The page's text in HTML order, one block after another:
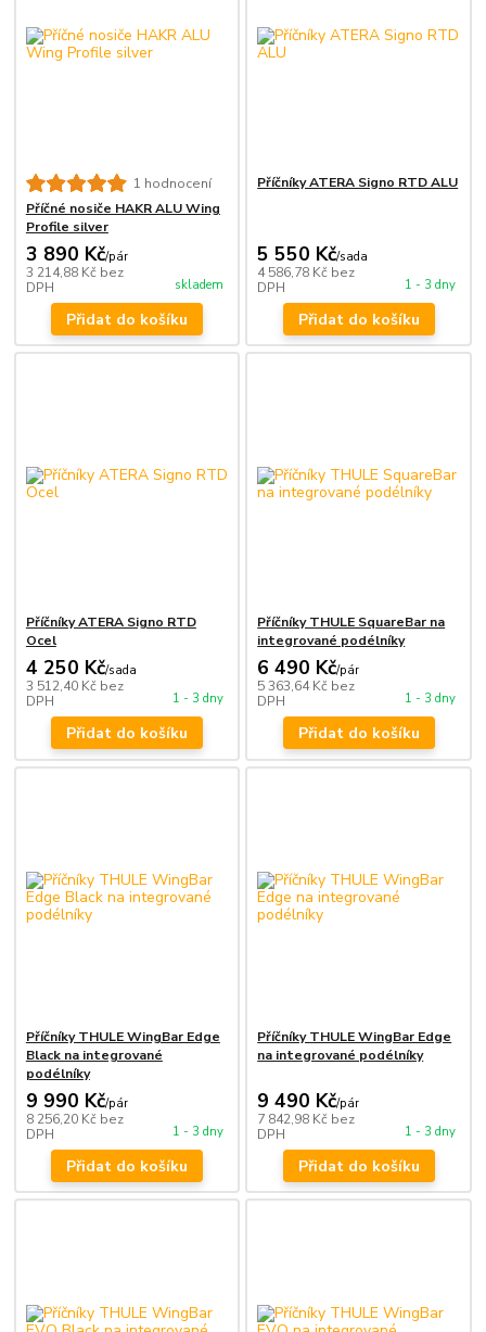
1 hodnocení
Příčné nosiče HAKR ALU Wing
Profile silver
3 890 Kč/pár
3 214,88 Kč bez
DPH
skladem
Přidat do košíku
Příčníky ATERA Signo RTD ALU
5 550 Kč/sada
4 586,78 Kč bez
DPH
1 - 3 dny
Přidat do košíku
Příčníky ATERA Signo RTD
Ocel
4 250 Kč/sada
3 512,40 Kč bez
DPH
1 - 3 dny
Přidat do košíku
Příčníky THULE SquareBar na
integrované podélníky
6 490 Kč/pár
5 363,64 Kč bez
DPH
1 - 3 dny
Přidat do košíku
Příčníky THULE WingBar Edge
Black na integrované
podélníky
9 990 Kč/pár
8 256,20 Kč bez
DPH
1 - 3 dny
Přidat do košíku
Příčníky THULE WingBar Edge
na integrované podélníky
9 490 Kč/pár
7 842,98 Kč bez
DPH
1 - 3 dny
Přidat do košíku